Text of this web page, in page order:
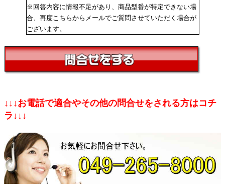
※回答内容に情報不足があり、商品型番が特定できない場
合、再度こちらからメールでご質問させていただく場合が
ございます。
↓↓↓お電話で適合やその他の問合せをされる方はコチ
ラ↓↓↓